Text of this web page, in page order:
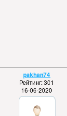
pakhan74
Рейтинг: 301
16-06-2020